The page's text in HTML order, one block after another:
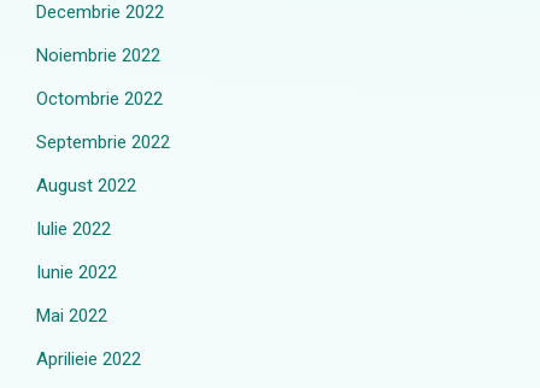
Decembrie 2022
Noiembrie 2022
Octombrie 2022
Septembrie 2022
August 2022
Iulie 2022
Iunie 2022
Mai 2022
Aprilieie 2022